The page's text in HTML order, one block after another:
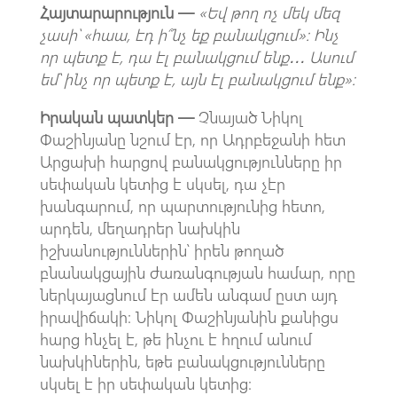
Հայտարարություն — «Եվ թող ոչ մեկ մեզ
չասի՝ «հաա, էդ ի՞նչ եք բանակցում»: Ինչ
որ պետք է, դա էլ բանակցում ենք․․․ Ասում
եմ՝ ինչ որ պետք է, այն էլ բանակցում ենք»:
Իրական պատկեր — Չնայած Նիկոլ
Փաշինյանը նշում էր, որ Ադրբեջանի հետ
Արցախի հարցով բանակցությունները իր
սեփական կետից է սկսել, դա չէր
խանգարում, որ պարտությունից հետո,
արդեն, մեղադրեր նախկին
իշխանություններին՝ իրեն թողած
բնանակցային ժառանգության համար, որը
ներկայացնում էր ամեն անգամ ըստ այդ
իրավիճակի։ Նիկոլ Փաշինյանին քանիցս
հարց հնչել է, թե ինչու է հղում անում
նախկիներին, եթե բանակցությունները
սկսել է իր սեփական կետից։